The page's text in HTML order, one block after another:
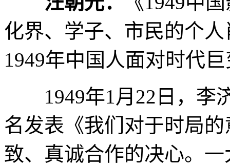
化界、学子、市民的个
1949年中国人面对时代
1949年1月22日，李
名发表《我们对于时局
致、真诚合作的决心。